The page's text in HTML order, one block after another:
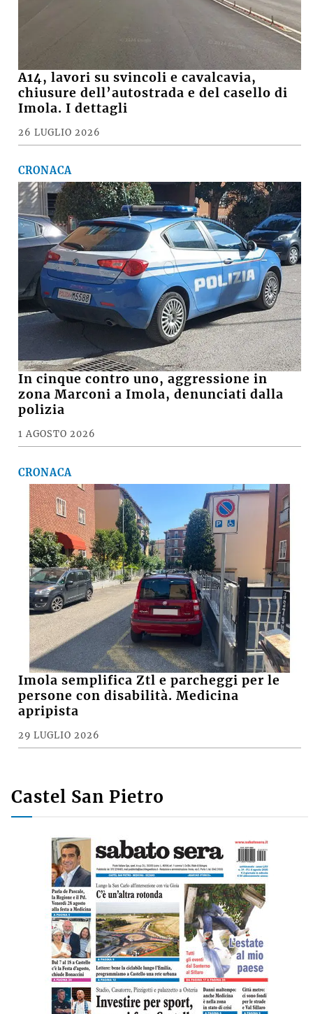
A14, lavori su svincoli e cavalcavia,
chiusure dell’autostrada e del casello di
Imola. I dettagli
26 LUGLIO 2026
CRONACA
In cinque contro uno, aggressione in
zona Marconi a Imola, denunciati dalla
polizia
1 AGOSTO 2026
CRONACA
Imola semplifica Ztl e parcheggi per le
persone con disabilità. Medicina
apripista
29 LUGLIO 2026
Castel San Pietro